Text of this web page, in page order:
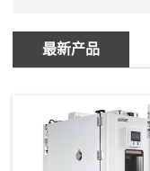
最新产品